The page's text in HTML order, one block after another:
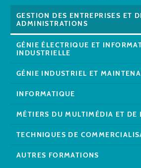
GESTION DES ENTREPRISES ET
ADMINISTRATIONS
GÉNIE ÉLECTRIQUE ET
INDUSTRIELLE
GÉNIE INDUSTRIEL ET
INFORMATIQUE
MÉTIERS DU MULTIMÉDIA ET DE
TECHNIQUES DE
AUTRES FORMATIONS